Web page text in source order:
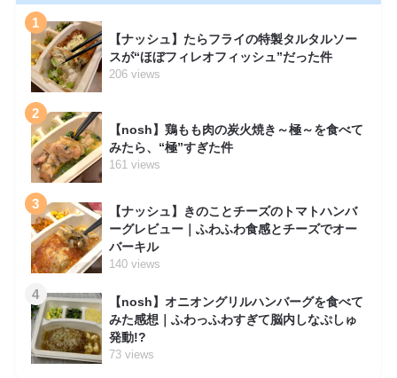
1
【ナッシュ】たらフライの特製タルタルソー
スが“ほぼフィレオフィッシュ”だった件
206 views
2
【nosh】鶏もも肉の炭火焼き～極～を食べて
みたら、“極”すぎた件
161 views
3
【ナッシュ】きのことチーズのトマトハンバ
ーグレビュー｜ふわふわ食感とチーズでオー
バーキル
140 views
4
【nosh】オニオングリルハンバーグを食べて
みた感想｜ふわっふわすぎて脳内しなぷしゅ
発動!?
73 views